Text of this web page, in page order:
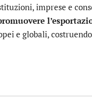
imprese e
e globali,